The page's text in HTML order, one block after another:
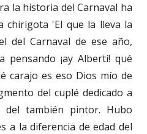
la historia del Carnaval ha
chirigota 'El que la lleva la
del Carnaval de ese año,
¡ay Alberti! qué
carajo es eso Dios mío de
del cuplé dedicado a
del también pintor. Hubo
a la diferencia de edad del